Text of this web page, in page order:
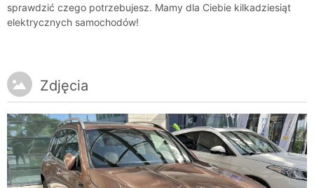
sprawdzić czego potrzebujesz. Mamy dla Ciebie kilkadziesiąt
elektrycznych samochodów!
Zdjęcia